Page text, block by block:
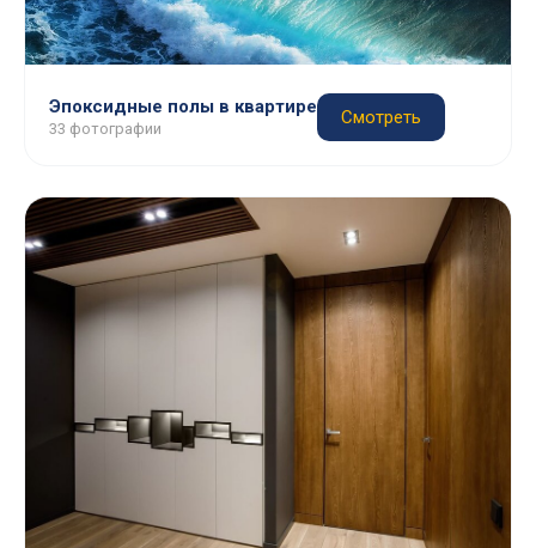
Эпоксидные полы в квартире
33 фотографии
Смотреть